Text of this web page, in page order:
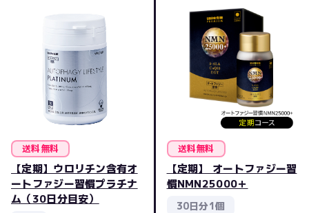
送料無料
【定期】ウロリチン含有オ
ートファジー習慣プラチナ
ム（30日分目安）
送料無料
【定期】 オートファジー習
慣NMN25000＋
30日分1個